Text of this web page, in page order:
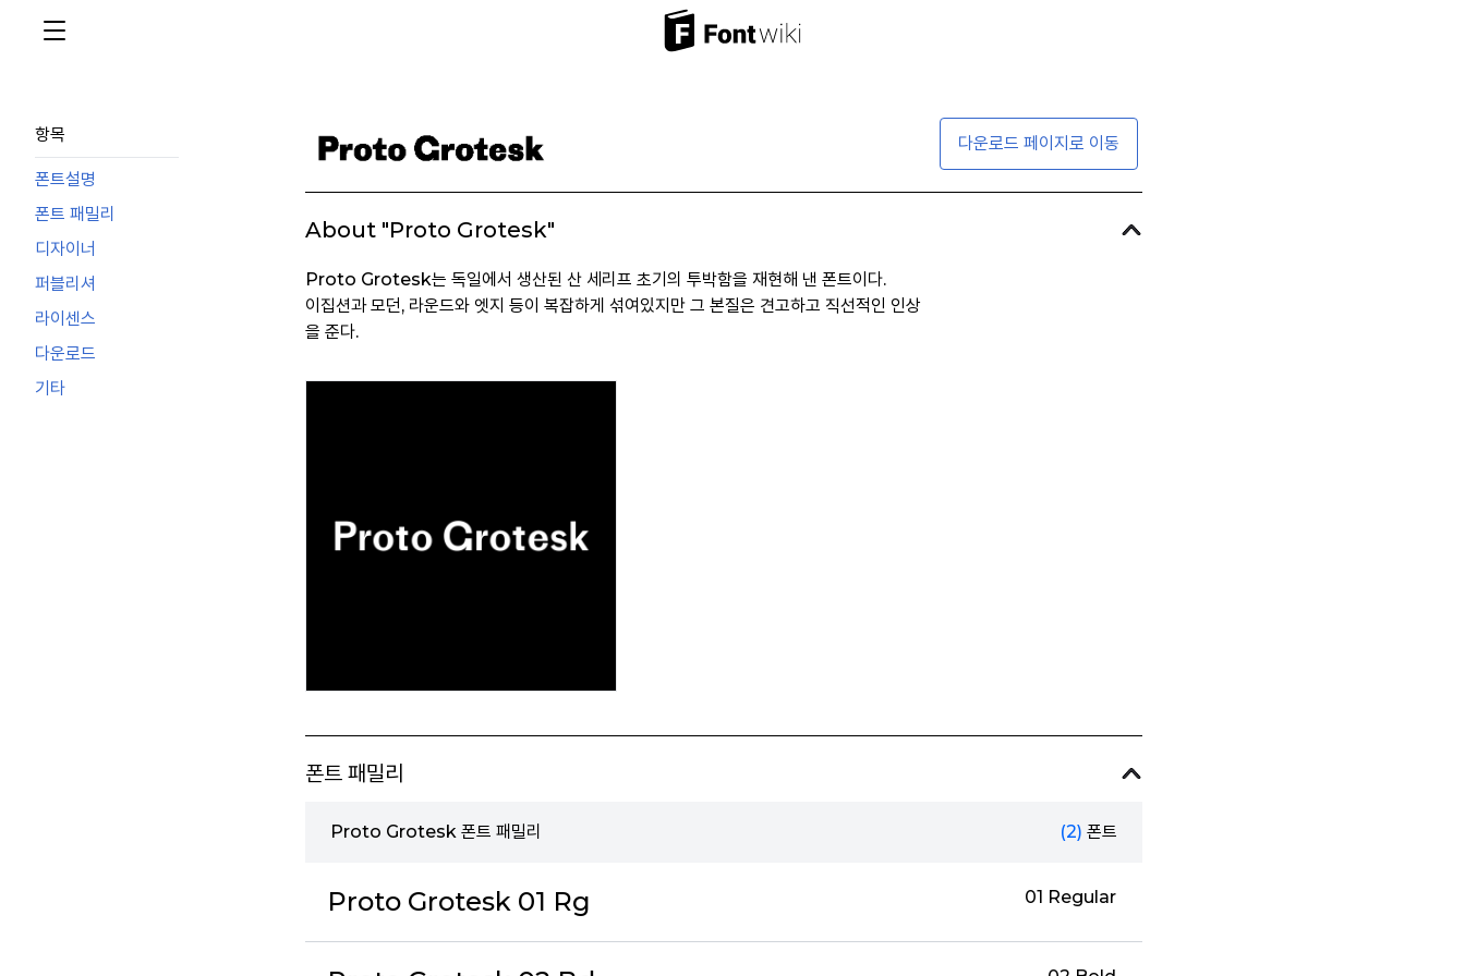
항목
폰트설명
폰트 패밀리
디자이너
퍼블리셔
라이센스
다운로드
기타
다운로드 페이지로 이동
About "Proto Grotesk"
Proto Grotesk는 독일에서 생산된 산 세리프 초기의 투박함을 재현해 낸 폰트이다.
이집션과 모던, 라운드와 엣지 등이 복잡하게 섞여있지만 그 본질은 견고하고 직선적인 인상
을 준다.
폰트 패밀리
Proto Grotesk 폰트 패밀리 (2) 폰트
Proto Grotesk 01 Rg 01 Regular